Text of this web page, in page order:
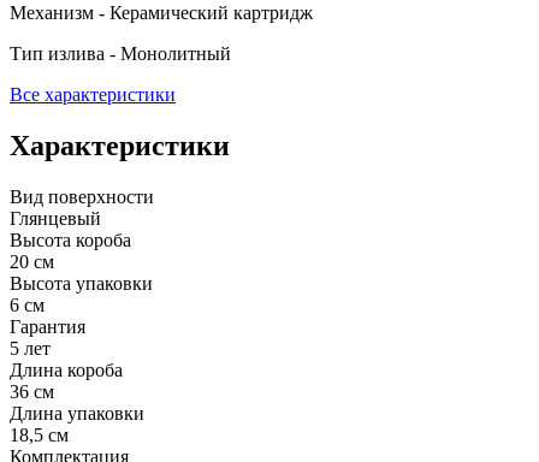
Механизм - Керамический картридж
Тип излива - Монолитный
Все характеристики
Характеристики
Вид поверхности
Глянцевый
Высота короба
20 см
Высота упаковки
6 см
Гарантия
5 лет
Длина короба
36 см
Длина упаковки
18,5 см
Комплектация